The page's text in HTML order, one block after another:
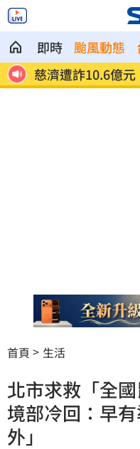
即時 颱風動態
慈濟遭詐10.6億
首頁 生活
北市求救「全
境部冷回：早
外」